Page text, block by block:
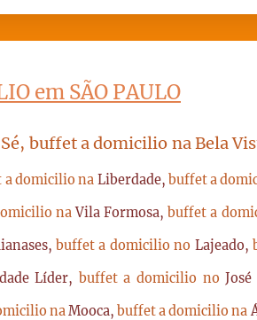
em SÃO PAULO
Sé, buffet a domicilio na Bela
a domicilio na Liberdade, buffet a
naVila Formosa,buffet a
buffet a domicilio no Lajeado,
Líder, buffet a domicilio no
naMooca,buffet a domicilio na